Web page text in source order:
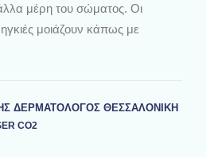
μέρη του σώματος. Οι
μοιάζουν κάπως με
ΔΕΡΜΑΤΟΛΌΓΟΣ ΘΕΣΣΑΛΟΝΊΚΗ
CO2